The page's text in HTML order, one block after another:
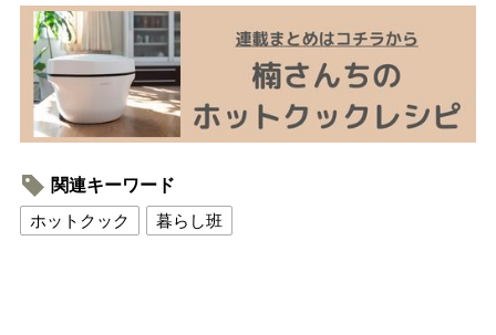
関連キーワード
ホットクック
暮らし班